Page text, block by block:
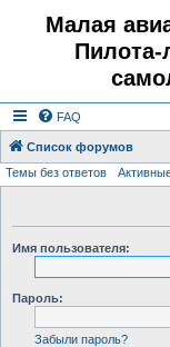
Малая
FAQ
Список форумов
Темы без ответов
Имя пользователя:
Пароль:
Забыли пароль?